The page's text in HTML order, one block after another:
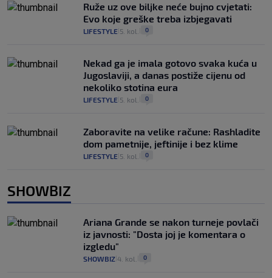
Ruže uz ove biljke neće bujno cvjetati:
Evo koje greške treba izbjegavati
LIFESTYLE 5. kol. 0
Nekad ga je imala gotovo svaka kuća u
Jugoslaviji, a danas postiže cijenu od
nekoliko stotina eura
LIFESTYLE 5. kol. 0
Zaboravite na velike račune: Rashladite
dom pametnije, jeftinije i bez klime
LIFESTYLE 5. kol. 0
SHOWBIZ
Ariana Grande se nakon turneje povlači
iz javnosti: "Dosta joj je komentara o
izgledu"
SHOWBIZ 4. kol. 0